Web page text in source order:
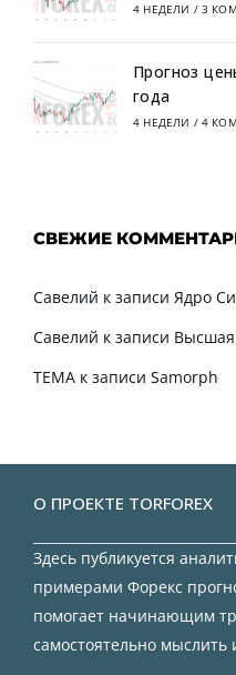
4 НЕДЕЛИ / 3
Прогноз
года
4 НЕДЕЛИ / 4
СВЕЖИЕ
Савелий к записи Ядро
Савелий к записи Высшая
TEMA к записи Samorph
О ПРОЕКТЕ TORFOREX
Здесь публикуется
примерами Форекс
помогает начинающим
самостоятельно